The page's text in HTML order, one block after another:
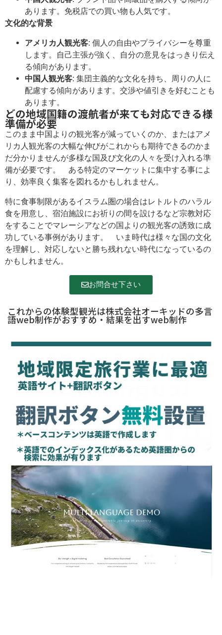
あります。免税店での買い物も人気です。
文化的な背景
アメリカ人観光客: 個人の自由やプライバシーを尊重
します。自己主張が強く、自分の意見をはっきり伝え
る傾向があります。
中国人観光客: 集団主義的な文化を持ち、周りの人に
配慮する傾向があります。交渉や値引きを好むことも
あります。
どの地域国籍の渡航者が来ても対応できる様
準備が必要
このまま中国よりの観光客が減っていくのか、またはアメ
リカ人観光客の大幅な伸びがこれからも期待できるのかま
だ分かりませんが多様な国及び文化の人々を受け入れる準
備が必要です。 ある特定のマーケットに集中する事によ
り、効率良く集客を図れるかもしれません。
特に食事制限があるイスラム圏の場合はレトルトのハラル
食を用意し、宿泊施設にお祈りの間を設けるなど宗教対応
をすることでマレーシアなどの国よりの観光客の誘致に成
功している事例があります。 いま時代は様々な国の文化
を理解し、対応しないと勝ち残れない時代になっているの
かもしれません。
お問合せ下さい
これからの体験型観光は株式会社オーキッドの多言
語web制作がおすすめ・結果を出すweb制作